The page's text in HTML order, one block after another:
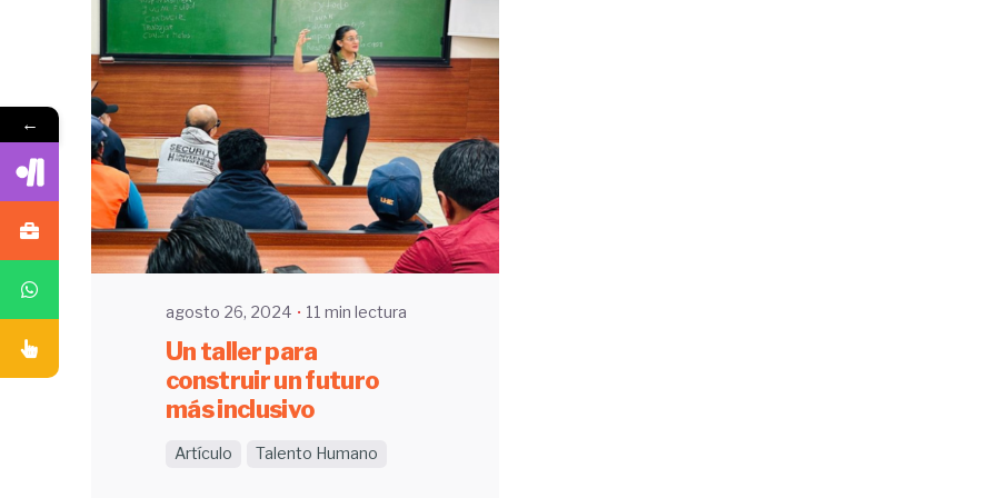
Enviado por
UHE
agosto 26, 2024 11 min lectura
Un taller para
construir un futuro
más inclusivo
Artículo Talento Humano
←